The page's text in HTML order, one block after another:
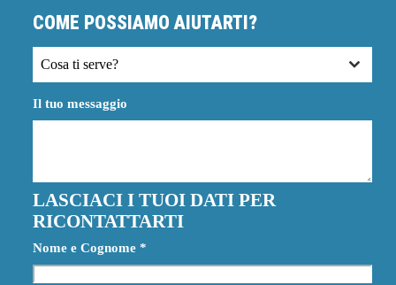
COME POSSIAMO AIUTARTI?
Cosa ti serve?
Il tuo messaggio
LASCIACI I TUOI DATI PER
RICONTATTARTI
Nome e Cognome *